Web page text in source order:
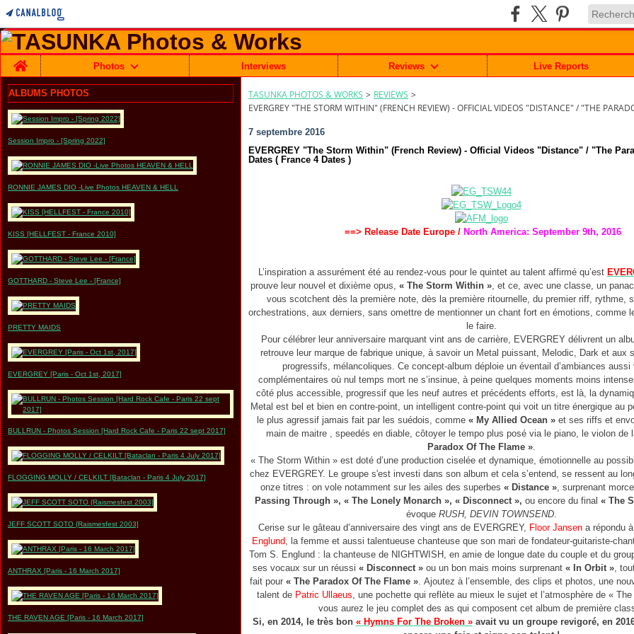
Home
Photos Interviews Reviews Live Reports
ALBUMS PHOTOS
Session Impro - [Spring 2022]
RONNIE JAMES DIO -Live Photos HEAVEN & HELL
KISS [HELLFEST - France 2010]
GOTTHARD - Steve Lee - [France]
PRETTY MAIDS
EVERGREY [Paris - Oct 1st, 2017]
BULLRUN - Photos Session [Hard Rock Cafe - Paris 22 sept 2017]
FLOGGING MOLLY / CELKILT [Bataclan - Paris 4 July 2017]
JEFF SCOTT SOTO {Raismesfest 2003]
ANTHRAX [Paris - 16 March 2017]
THE RAVEN AGE [Paris - 16 March 2017]
TASUNKA PHOTOS & WORKS > REVIEWS >
EVERGREY "THE STORM WITHIN" (FRENCH REVIEW) - OFFICIAL VIDEOS "DISTANCE" / "THE
7 septembre 2016
EVERGREY "The Storm Within" (French Review) - Official Videos "Distance" / "The
Dates ( France 4 Dates )
==> Release Date Europe/ North America: September 9th, 2016
L’inspiration a assurément été au rendez-vous pour le quintet au talent affirmé qu’est
prouve leur nouvel et dixième opus, « The Storm Within », et ce, avec une classe, un
vous scotchent dès la première note, dès la première ritournelle, du premier riff, rythme,
orchestrations, aux derniers, sans omettre de mentionner un chant fort en émotions, comme
le faire.
Pour célébrer leur anniversaire marquant vint ans de carrière, EVERGREY délivrent un
retrouve leur marque de fabrique unique, à savoir un Metal puissant, Melodic, Dark et aux
progressifs, mélancoliques. Ce concept-album déploie un éventail d’ambiances aussi
complémentaires où nul temps mort ne s’insinue, à peine quelques moments moins
côté plus accessible, progressif que les neuf autres et précédents efforts, est là, la
Metal est bel et bien en contre-point, un intelligent contre-point qui voit un titre énergique au
le plus agressif jamais fait par les suédois, comme « My Allied Ocean » et ses riffs et
main de maitre , speedés en diable, côtoyer le tempo plus posé via le piano, le violon de
Paradox Of The Flame ».
« The Storm Within » est doté d’une production ciselée et dynamique, émotionnelle au
chez EVERGREY. Le groupe s'est investi dans son album et cela s’entend, se ressent au
onze titres : on vole notamment sur les ailes des superbes « Distance », surprenant
Passing Through », « The Lonely Monarch », « Disconnect », ou encore du final « The
évoque RUSH, DEVIN TOWNSEND.
Cerise sur le gâteau d’anniversaire des vingt ans de EVERGREY, Floor Jansen a répondu
Englund, la femme et aussi talentueuse chanteuse que son mari de fondateur-guitariste-
Tom S. Englund : la chanteuse de NIGHTWISH, en amie de longue date du couple et du
ses vocaux sur un réussi « Disconnect » ou un bon mais moins surprenant « In Orbit »,
fait pour « The Paradox Of The Flame ». Ajoutez à l’ensemble, des clips et photos, une
talent de Patric Ullaeus, une pochette qui reflète au mieux le sujet et l’atmosphère de «
vous aurez le jeu complet des as qui composent cet album de première
Si, en 2014, le très bon « Hymns For The Broken »avait vu un groupe revigoré, en